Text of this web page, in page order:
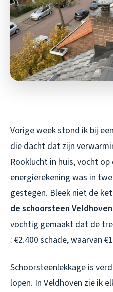
Vorige week stond ik bij
die dacht dat zijn
Rooklucht in huis, vocht
energierekening was in
gestegen. Bleek niet de
de schoorsteen Veldhoven
vochtig gemaakt dat de
: €2.400 schade, waarvan
Schoorsteenlekkage is
lopen. In Veldhoven zie ik